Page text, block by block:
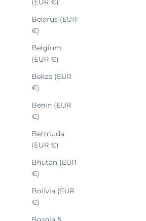
(EUR €)
Belarus (EUR
€)
Belgium
(EUR €)
Belize (EUR
€)
Benin (EUR
€)
Bermuda
(EUR €)
Bhutan (EUR
€)
Bolivia (EUR
€)